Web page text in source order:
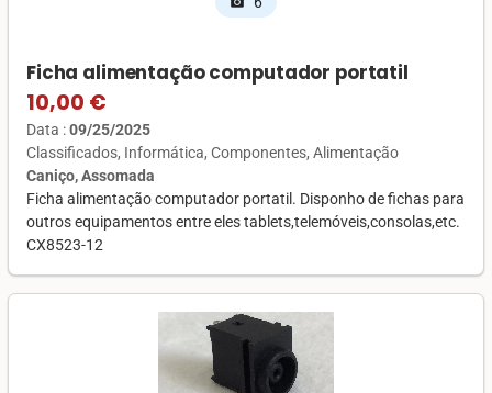
Ficha alimentação computador portatil
10,00 €
Data :09/25/2025
Classificados Informática Componentes Alimentação
Caniço, Assomada
Ficha alimentação computador portatil. Disponho de fichas para
outros equipamentos entre eles tablets,telemóveis,consolas,etc.
CX8523-12